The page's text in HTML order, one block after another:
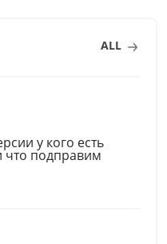
ALL
у кого есть
что подправим